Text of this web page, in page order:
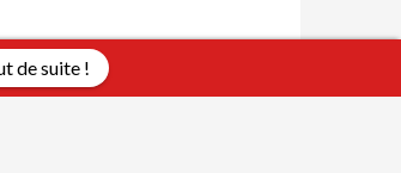
de suite !